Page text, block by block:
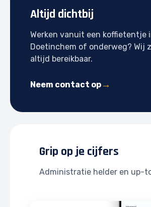
Altijd dichtbij
Werken vanuit een koffietentje
Doetinchem of onderweg? Wij
altijd bereikbaar.
Neem contact op
Grip op je cijfers
Administratie helder en up-